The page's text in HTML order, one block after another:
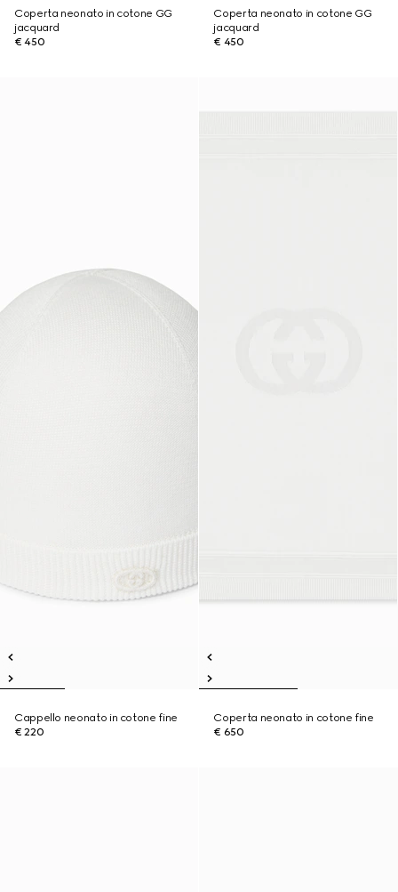
Coperta neonato in cotone GG
jacquard
€ 450
Coperta neonato in cotone GG
jacquard
€ 450
Cappello neonato in cotone fine
€ 220
Coperta neonato in cotone fine
€ 650